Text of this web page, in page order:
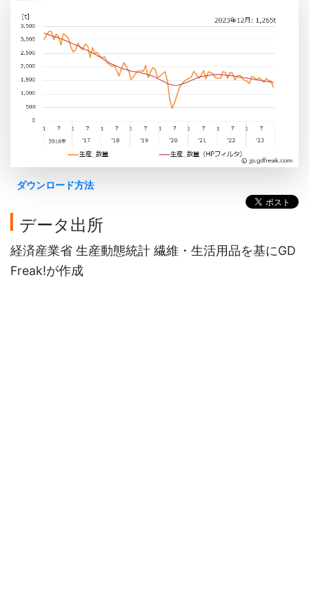
ダウンロード方法
データ出所
経済産業省 生産動態統計 繊維・生活用品を基にGD
Freak!が作成